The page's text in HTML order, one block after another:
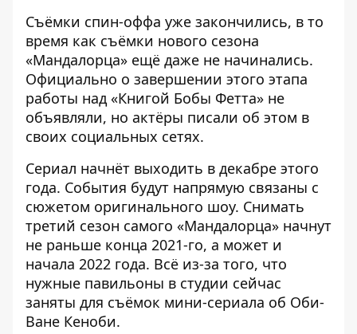
Съёмки спин-оффа уже закончились, в то
время как съёмки нового сезона
«Мандалорца» ещё даже не начинались.
Официально о завершении этого этапа
работы над «Книгой Бобы Фетта» не
объявляли, но актёры писали об этом в
своих социальных сетях.
Сериал начнёт выходить в декабре этого
года. События будут напрямую связаны с
сюжетом оригинального шоу. Снимать
третий сезон самого «Мандалорца» начнут
не раньше конца 2021-го, а может и
начала 2022 года. Всё из-за того, что
нужные павильоны в студии сейчас
заняты для съёмок мини-сериала об Оби-
Ване Кеноби.